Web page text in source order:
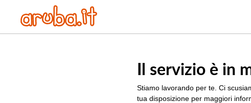
Il servizio è in
Stiamo lavorando per te. Ci
tua disposizione per maggiori